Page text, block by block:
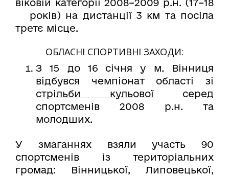
віковій категорії 2008–2009 р.н. (17–18
років) на дистанції 3 км та посіла
третє місце.
ОБЛАСНІ СПОРТИВНІ ЗАХОДИ:
З 15 до 16 січня у м. Вінниця
відбувся чемпіонат області зі
стрільби кульовоїсеред
спортсменів 2008 р.н. та
молодших.
У змаганнях взяли участь 90
спортсменів із територіальних
громад: Вінницької, Липовецької,